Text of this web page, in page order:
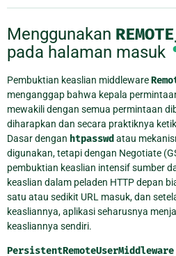
Menggunakan
pada halaman masuk
Pembuktian keaslian middleware
menganggap bahwa kepala
mewakili dengan semua permintaan
diharapkan dan secara praktiknya
Dasar dengan htpasswd atau
digunakan, tetapi dengan Negotiate
pembuktian keaslian intensif sumber
keaslian dalam peladen HTTP depan
satu atau sedikit URL masuk, dan
keasliannya, aplikasi seharusnya
keasliannya sendiri.
PersistentRemoteUserMiddleware